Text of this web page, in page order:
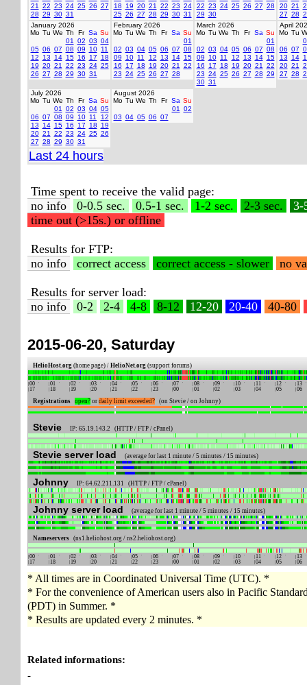
21
22 23 24 25 26 27
28 29 30 31
18
19 20 21 22 23 24
25 26 27 28 29 30 31
22 23 24 25 26 27 28
29 30
20 21
27 28
January 2026
Mo Tu We Th Fr Sa Su
01
02 03 04
05 06 07 08 09 10 11
12
13 14 15 16 17
18
19 20 21 22 23 24 25
26 27 28 29 30 31
February 2026
Mo Tu We Th Fr Sa Su
01
02 03 04 05 06 07 08
09
10 11 12 13 14 15
16
17 18 19 20 21
22
23 24 25 26 27 28
March 2026
Mo Tu We Th Fr Sa Su
01
02 03 04 05 06 07 08
09
10 11 12 13 14 15
16
17 18 19 20 21
22
23 24 25 26 27 28 29
30 31
April
Mo Tu
06 07
13
14
20 21
27 28
July 2026
Mo Tu We Th Fr Sa Su
01
02 03 04 05
06 07 08 09 10 11
12
13
14 15 16 17 18
19
20 21 22 23 24 25 26
27 28 29 30 31
August 2026
Mo Tu We Th Fr Sa Su
01
02
03 04 05 06 07
Last 24 hours
Time spent to receive the valid page:
no info
0-0.5 sec. 0.5-1 sec. 1-2 sec. 2-3 sec.
3-
time out (>15s.) or offline
Results for FTP:
no info
correct access correct access - slower no
Results for server load:
no info
0-2 2-4 4-8 8-12 12-20 20-40 40-80
2015-06-20, Saturday
HelioHost.org (home page) / HelioNet.org (support forums)
Registrations open? or daily limit exceeded? (on Stevie / on Johnny)
Stevie IP: 65.19.143.2 (HTTP / FTP / cPanel)
Stevie server load (average for last 1 minute / 5 minutes / 15 minutes)
Johnny IP: 64.62.211.131 (HTTP / FTP / cPanel)
Johnny server load (average for last 1 minute / 5 minutes / 15 minutes)
Nameservers (ns1.heliohost.org / ns2.heliohost.org)
00 01 02 03 04 05 06 07 08 09 10 11 12
13
17
18 19 20 21 22 23 00 01 02 03 04 05 06
00 01 02 03 04 05 06 07 08 09 10 11 12
13
17
18 19 20 21 22 23 00 01 02 03 04 05 06
* All times are in Coordinated Universal Time (UTC). *
* For the convenience of American users also in Pacific
(PDT) in Summer. *
* Results are updated every 2 minutes. *
Related informations:
-